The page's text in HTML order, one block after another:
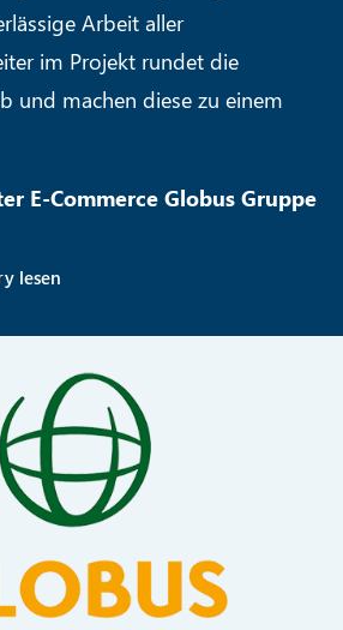
Arbeit aller
im Projekt rundet die
und machen diese zu einem
E-Commerce Globus Gruppe
lesen